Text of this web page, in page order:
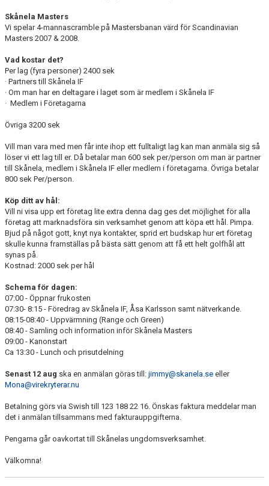
Skånela Masters
Vi spelar 4-mannascramble på Mastersbanan värd för Scandinavian
Masters 2007 & 2008.
Vad kostar det?
Per lag (fyra personer) 2400 sek
· Partners till Skånela IF
· Om man har en deltagare i laget som är medlem i Skånela IF
· Medlem i Företagarna
Övriga 3200 sek
Vill man vara med men får inte ihop ett fulltaligt lag kan man anmäla sig så
löser vi ett lag till er. Då betalar man 600 sek per/person om man är partner
till Skånela, medlem i Skånela IF eller medlem i företagarna. Övriga betalar
800 sek Per/person.
Köp ditt av hål:
Vill ni visa upp ert företag lite extra denna dag ges det möjlighet för alla
företag att marknadsföra sin verksamhet genom att köpa ett hål. Pimpa.
Bjud på något gott, knyt nya kontakter, sprid ert budskap hur ert företag
skulle kunna framställas på bästa sätt genom att få ett helt golfhål att
synas på.
Kostnad: 2000 sek per hål
Schema för dagen:
07:00 - Öppnar frukosten
07:30- 8:15 - Föredrag av Skånela IF, Åsa Karlsson samt nätverkande.
08:15-08:40 - Uppvärmning (Range och Green)
08:40 - Samling och information inför Skånela Masters
09:00 - Kanonstart
Ca 13:30 - Lunch och prisutdelning
Senast 12 aug ska en anmälan göras till: jimmy@skanela.se eller
Mona@virekryterar.nu
Betalning görs via Swish till 123 188 22 16. Önskas faktura meddelar man
det i anmälan tillsammans med fakturauppgifterna.
Pengarna går oavkortat till Skånelas ungdomsverksamhet.
Välkomna!